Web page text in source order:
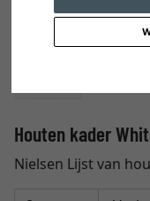
Houten kader
Nielsen Lijst van